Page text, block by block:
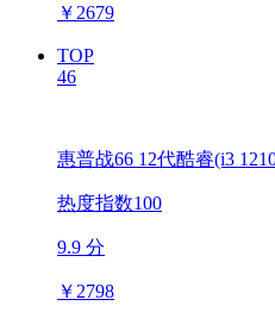
￥ 2679
TOP
46
惠普战66 12代酷睿(i3
热度指数100
9.9 分
￥ 2798